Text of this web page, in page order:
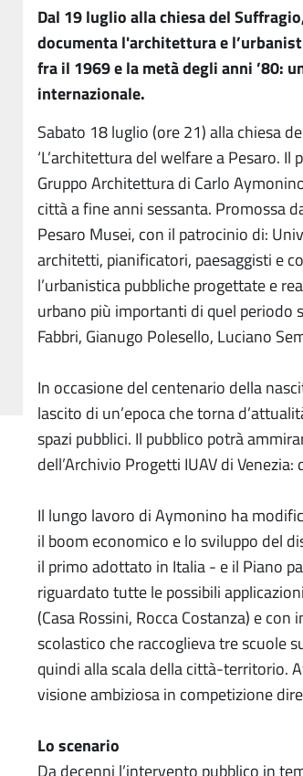
Dal 19 luglio alla chiesa del
documenta l'architettura e
fra il 1969 e la metà degli anni ’80:
internazionale.
Sabato 18 luglio (ore 21) alla chiesa
‘L’architettura del welfare a Pesaro.
Gruppo Architettura di Carlo
città a fine anni sessanta. Promossa
Pesaro Musei, con il patrocinio di:
architetti, pianificatori, paesaggisti e
l’urbanistica pubbliche progettate e
urbano più importanti di quel periodo
Fabbri, Gianugo Polesello, Luciano
In occasione del centenario della
lascito di un’epoca che torna
spazi pubblici. Il pubblico potrà
dell’Archivio Progetti IUAV di
Il lungo lavoro di Aymonino ha
il boom economico e lo sviluppo del
il primo adottato in Italia - e il Piano
riguardato tutte le possibili
(Casa Rossini, Rocca Costanza) e
scolastico che raccoglieva tre scuole
quindi alla scala della città-territorio.
visione ambiziosa in competizione
Lo scenario
Da decenni l’intervento pubblico in